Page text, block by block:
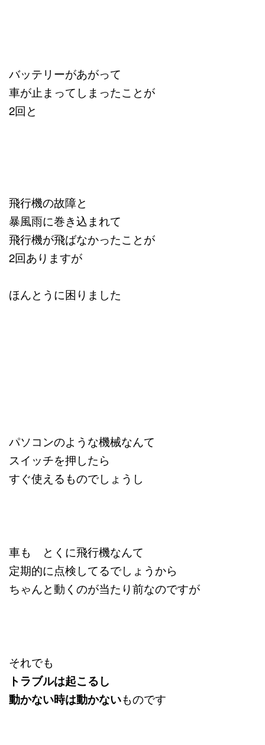
バッテリーがあがって
車が止まってしまったことが
2回と
飛行機の故障と
暴風雨に巻き込まれて
飛行機が飛ばなかったことが
2回ありますが
ほんとうに困りました
パソコンのような機械なんて
スイッチを押したら
すぐ使えるものでしょうし
車も とくに飛行機なんて
定期的に点検してるでしょうから
ちゃんと動くのが当たり前なのですが
それでも
トラブルは起こるし
動かない時は動かないものです